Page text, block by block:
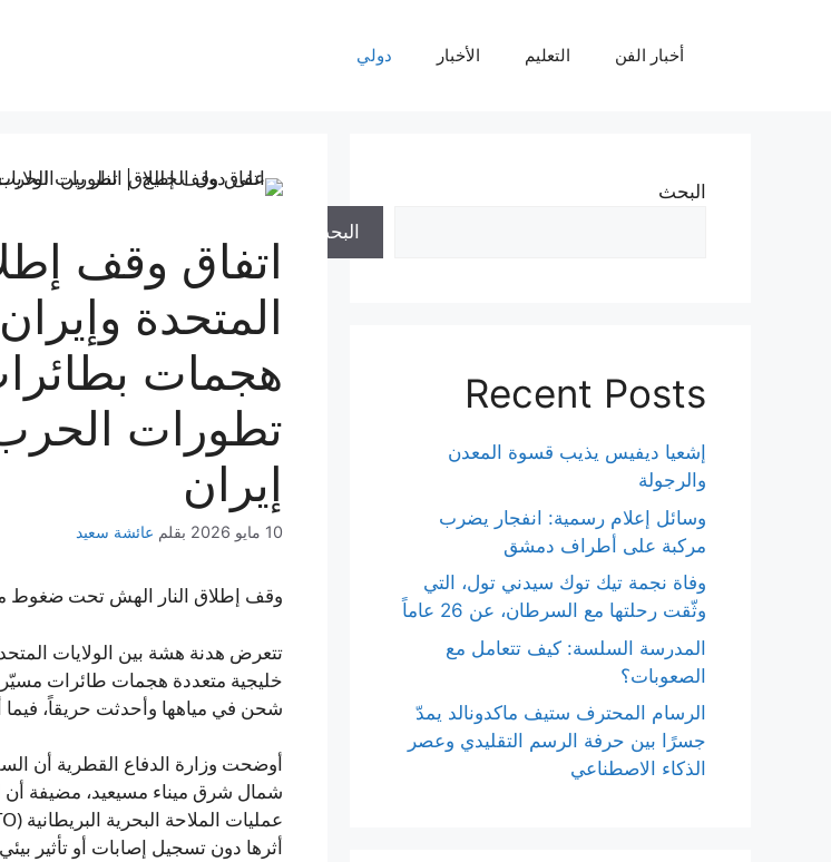
أخبار الفن التعليم الأخبار دولي
اتفاق وقف
المتحدة
هجمات
تطورات الحرب
إيران
10 مايو 2026 بقلم عائشة سعيد
وقف إطلاق النار الهش تحت ضغوط
تتعرض هدنة هشة بين الولايات
خليجية متعددة هجمات طائرات
شحن في مياهها وأحدثت حريقاً،
أوضحت وزارة الدفاع القطرية أن
شمال شرق ميناء مسيعيد، مضيفة أن
أثرها دون تسجيل إصابات أو تأثير
البحث
البحث
Recent Posts
إشعيا ديفيس يذيب قسوة المعدن
والرجولة
وسائل إعلام رسمية: انفجار يضرب
مركبة على أطراف دمشق
وفاة نجمة تيك توك سيدني تول، التي
وثّقت رحلتها مع السرطان، عن 26 عاماً
المدرسة السلسة: كيف تتعامل مع
الصعوبات؟
الرسام المحترف ستيف ماكدونالد يمدّ
جسرًا بين حرفة الرسم التقليدي وعصر
الذكاء الاصطناعي